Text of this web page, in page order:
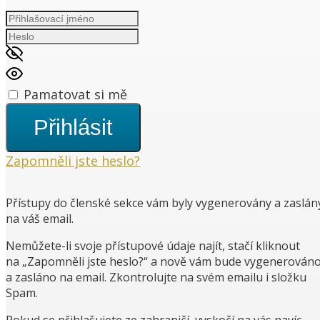
Pamatovat si mě
Přihlásit
Zapomněli jste heslo?
Přístupy do členské sekce vám byly vygenerovány a
na váš email.
Nemůžete-li svoje přístupové údaje najít, stačí kliknout
na „Zapomněli jste heslo?“ a nově vám bude
a zasláno na email. Zkontrolujte na svém emailu i složku
Spam.